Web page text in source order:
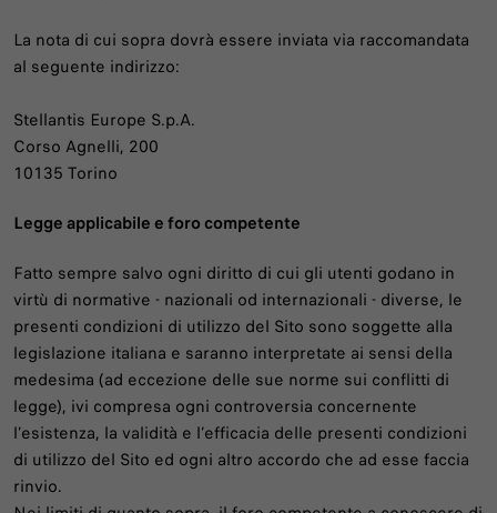
La nota di cui sopra dovrà essere inviata via raccomandata
al seguente indirizzo:
Stellantis Europe S.p.A.
Corso Agnelli, 200
10135 Torino
Legge applicabile e foro competente
Fatto sempre salvo ogni diritto di cui gli utenti godano in
virtù di normative - nazionali od internazionali - diverse, le
presenti condizioni di utilizzo del Sito sono soggette alla
legislazione italiana e saranno interpretate ai sensi della
medesima (ad eccezione delle sue norme sui conflitti di
legge), ivi compresa ogni controversia concernente
l’esistenza, la validità e l’efficacia delle presenti condizioni
di utilizzo del Sito ed ogni altro accordo che ad esse faccia
rinvio.